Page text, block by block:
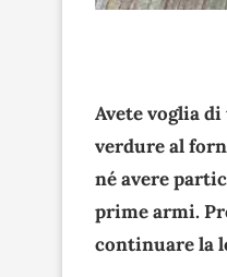
Avete voglia
verdure al
né avere
prime armi.
continuare la